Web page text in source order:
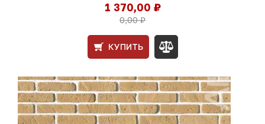
1 370,00 ₽
0,00 ₽
КУПИТЬ